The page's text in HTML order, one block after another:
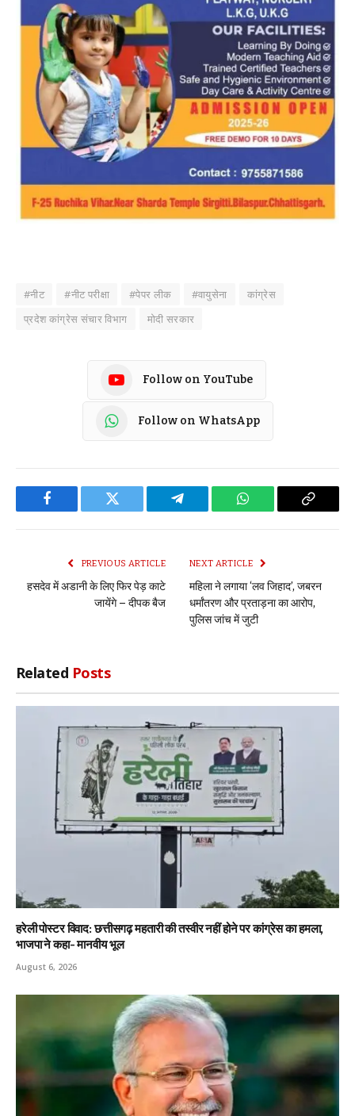
#नीट #नीट परीक्षा #पेपर लीक #वायुसेना
कांग्रेस
प्रदेश कांग्रेस संचार विभाग
मोदी सरकार
Follow on YouTube
Follow on WhatsApp
Facebook Twitter Telegram WhatsApp Copy
PREVIOUS ARTICLE
हसदेव में अडानी के लिए फिर पेड़ काटे
जायेंगे – दीपक बैज
NEXT ARTICLE
महिला ने लगाया ‘लव जिहाद’, जबरन
धर्मांतरण और प्रताड़ना का आरोप,
पुलिस जांच में जुटी
Related Posts
हरेली पोस्टर विवाद: छत्तीसगढ़ महतारी की तस्वीर नहीं होने पर कांग्रेस का हमला,
भाजपा ने कहा- मानवीय भूल
August 6, 2026